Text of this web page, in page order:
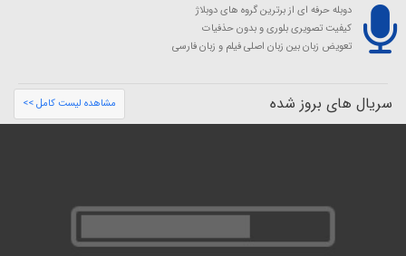
دوبله حرفه ای از برترین گروه های دوبلاژ
کیفیت تصویری بلوری و بدون حذفیات
تعویض زبان بین زبان اصلی فیلم و زبان فارسی
سریال های بروز شده مشاهده لیست کامل >>